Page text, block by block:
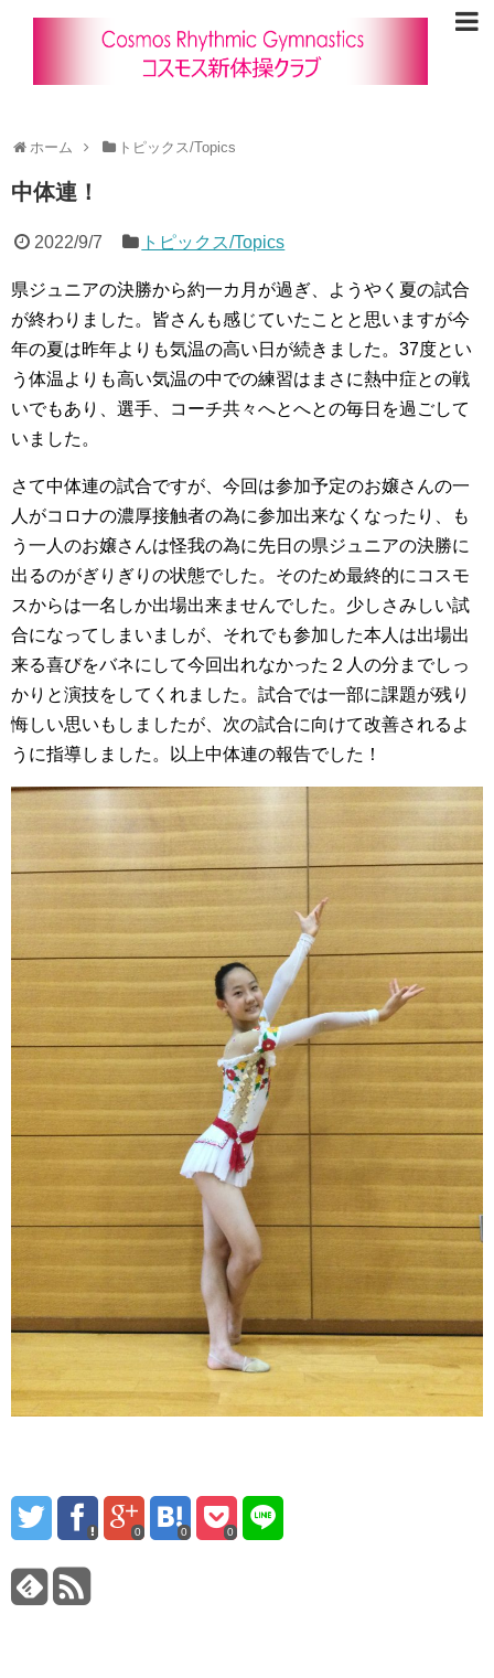
ホーム トピックス/Topics
中体連！
2022/9/7 トピックス/Topics
県ジュニアの決勝から約一カ月が過ぎ、ようやく夏の試合
が終わりました。皆さんも感じていたことと思いますが今
年の夏は昨年よりも気温の高い日が続きました。37度とい
う体温よりも高い気温の中での練習はまさに熱中症との戦
いでもあり、選手、コーチ共々へとへとの毎日を過ごして
いました。
さて中体連の試合ですが、今回は参加予定のお嬢さんの一
人がコロナの濃厚接触者の為に参加出来なくなったり、も
う一人のお嬢さんは怪我の為に先日の県ジュニアの決勝に
出るのがぎりぎりの状態でした。そのため最終的にコスモ
スからは一名しか出場出来ませんでした。少しさみしい試
合になってしまいましが、それでも参加した本人は出場出
来る喜びをバネにして今回出れなかった２人の分までしっ
かりと演技をしてくれました。試合では一部に課題が残り
悔しい思いもしましたが、次の試合に向けて改善されるよ
うに指導しました。以上中体連の報告でした！
0 0 0